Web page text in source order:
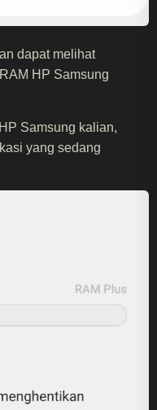
dapat melihat
HP Samsung
Samsung kalian,
yang sedang